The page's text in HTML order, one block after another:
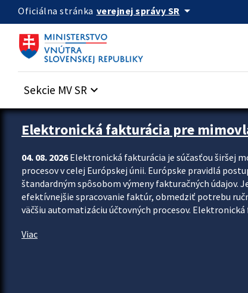
Preskocit na hlavný obsah
Oficiálna stránka verejnej správy SR arrow_drop_down
Sekcie MV SR keyboard_arrow_down
Zastavit automatický posun upútavok
Elektronická fakturácia pre
04. 08. 2026Elektronická fakturácia je súčasťou širšej
procesov v celej Európskej únii. Európske pravidlá
štandardným spôsobom výmeny fakturačných údajov.
efektívnejšie spracovanie faktúr, obmedziť potrebu
väčšiu automatizáciu účtovných procesov.
Viac